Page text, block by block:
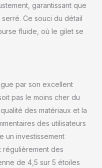
garantissant que
Ce souci du détail
fluide, où le gilet se
par son excellent
pas le moins cher du
des matériaux et la
des utilisateurs
un investissement
des
de 4,5 sur 5 étoiles